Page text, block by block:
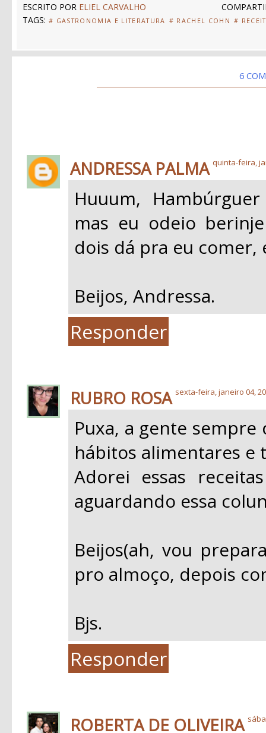
ESCRITO POR ELIEL CARVALHO
TAGS: # GASTRONOMIA E LITERATURA # RACHEL COHN #
6
ANDRESSA PALMA quinta-feira,
Huuum,
mas eu odeio
dois dá pra eu comer,
Beijos, Andressa.
Responder
RUBRO ROSA sexta-feira, janeiro 04,
Puxa, a gente
hábitos alimentares e
Adorei essas
aguardando essa
Beijos(ah, vou
pro almoço, depois
Bjs.
Responder
ROBERTA DE OLIVEIRA